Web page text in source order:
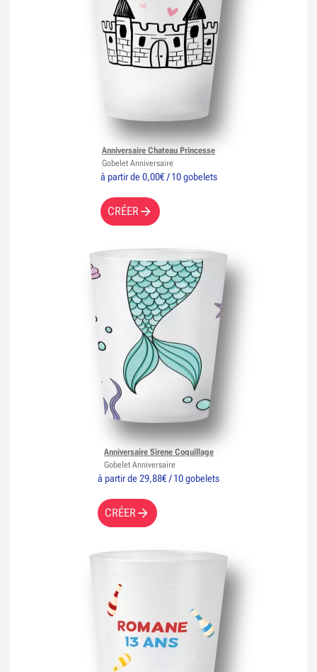
à partir de 0,00€ / 10 gobelets
CRÉER
Anniversaire Chateau Princesse
Gobelet Anniversaire
à partir de 29,88€ / 10 gobelets
CRÉER
Anniversaire Sirene Coquillage
Gobelet Anniversaire